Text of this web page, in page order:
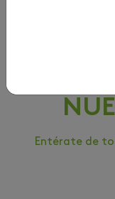
Entérate de